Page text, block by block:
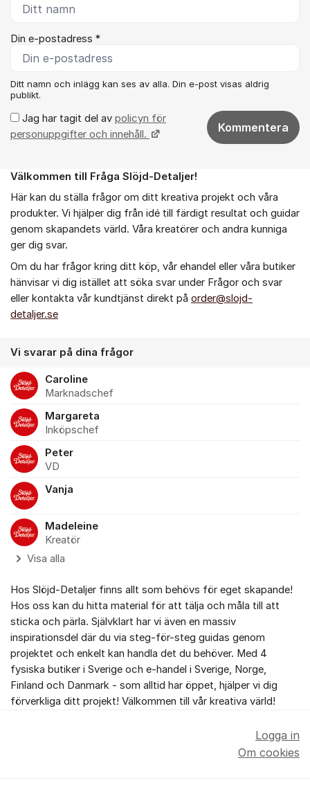
Din e-postadress *
Ditt namn och inlägg kan ses av alla. Din e-post visas aldrig
publikt.
Jag har tagit del av policyn för
personuppgifter och innehåll.
Kommentera
Om forumet
Välkommen till Fråga Slöjd-Detaljer!
Här kan du ställa frågor om ditt kreativa projekt och våra
produkter. Vi hjälper dig från idé till färdigt resultat och guidar
genom skapandets värld. Våra kreatörer och andra kunniga
ger dig svar.
Om du har frågor kring ditt köp, vår ehandel eller våra butiker
hänvisar vi dig istället att söka svar under Frågor och svar
eller kontakta vår kundtjänst direkt på order@slojd-
detaljer.se
Vi svarar på dina frågor
Caroline
Marknadschef
Margareta
Inköpschef
Peter
VD
Vanja
Madeleine
Kreatör
Visa alla
Hos Slöjd-Detaljer finns allt som behövs för eget skapande!
Hos oss kan du hitta material för att tälja och måla till att
sticka och pärla. Självklart har vi även en massiv
inspirationsdel där du via steg-för-steg guidas genom
projektet och enkelt kan handla det du behöver. Med 4
fysiska butiker i Sverige och e-handel i Sverige, Norge,
Finland och Danmark - som alltid har öppet, hjälper vi dig
förverkliga ditt projekt! Välkommen till vår kreativa värld!
Logga in
Om cookies